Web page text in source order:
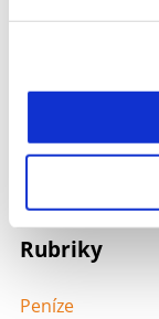
čas požádat o
MÁM
Rubriky
Peníze